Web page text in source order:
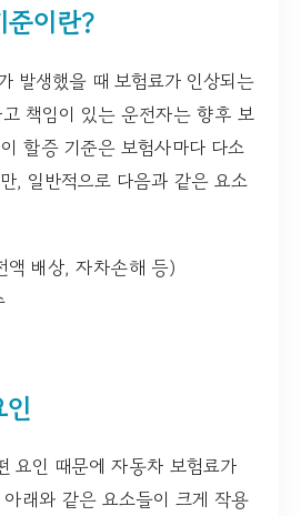
이란?
발생했을 때 보험료가 인상되는
책임이 있는 운전자는 향후 보
할증 기준은 보험사마다 다소
, 일반적으로 다음과 같은 요소
액 배상, 자차손해 등)
요인 때문에 자동차 보험료가
래와 같은 요소들이 크게 작용